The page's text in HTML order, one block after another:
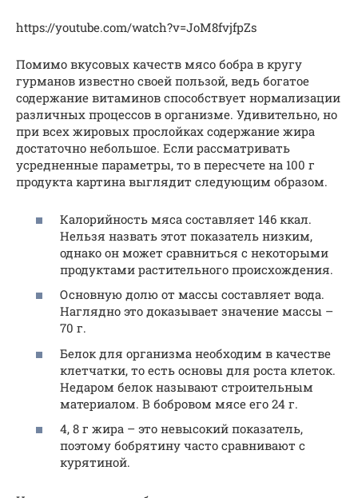
https://youtube.com/watch?v=JoM8fvjfpZs
Помимо вкусовых качеств мясо бобра в кругу
гурманов известно своей пользой, ведь богатое
содержание витаминов способствует нормализации
различных процессов в организме. Удивительно, но
при всех жировых прослойках содержание жира
достаточно небольшое. Если рассматривать
усредненные параметры, то в пересчете на 100 г
продукта картина выглядит следующим образом.
Калорийность мяса составляет 146 ккал.
Нельзя назвать этот показатель низким,
однако он может сравниться с некоторыми
продуктами растительного происхождения.
Основную долю от массы составляет вода.
Наглядно это доказывает значение массы –
70 г.
Белок для организма необходим в качестве
клетчатки, то есть основы для роста клеток.
Недаром белок называют строительным
материалом. В бобровом мясе его 24 г.
4, 8 г жира – это невысокий показатель,
поэтому бобрятину часто сравнивают с
курятиной.